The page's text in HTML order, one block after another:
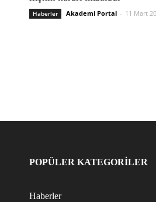
Haberler Akademi Portal - 11 Mart
POPÜLER KATEGORİLER
Haberler